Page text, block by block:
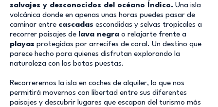
salvajes y desconocidos del océano Índico. Una isla
volcánica donde en apenas unas horas puedes pasar de
caminar entre cascadas escondidas y selvas tropicales a
recorrer paisajes de lava negra o relajarte frente a
playas protegidas por arrecifes de coral. Un destino que
parece hecho para quienes disfrutan explorando la
naturaleza con las botas puestas.
Recorreremos la isla en coches de alquiler, lo que nos
permitirá movernos con libertad entre sus diferentes
paisajes y descubrir lugares que escapan del turismo más